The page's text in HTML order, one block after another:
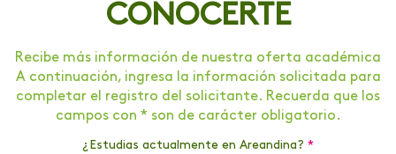
CONOCERTE
Recibe más información de nuestra oferta académica
A continuación, ingresa la información solicitada para
completar el registro del solicitante. Recuerda que los
campos con * son de carácter obligatorio.
¿Estudias actualmente en Areandina? *